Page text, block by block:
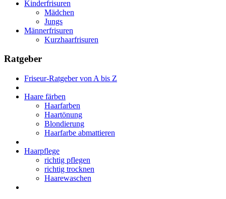
Kinderfrisuren
Mädchen
Jungs
Männerfrisuren
Kurzhaarfrisuren
Ratgeber
Friseur-Ratgeber von A bis Z
Haare färben
Haarfarben
Haartönung
Blondierung
Haarfarbe abmattieren
Haarpflege
richtig pflegen
richtig trocknen
Haarewaschen